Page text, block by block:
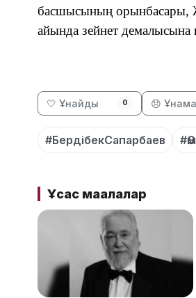
басшысының орынбасары,
айында зейнет
🤍 Ұнайды 0 😞
#БердібекСапарбаев
Ұқсас мақалалар